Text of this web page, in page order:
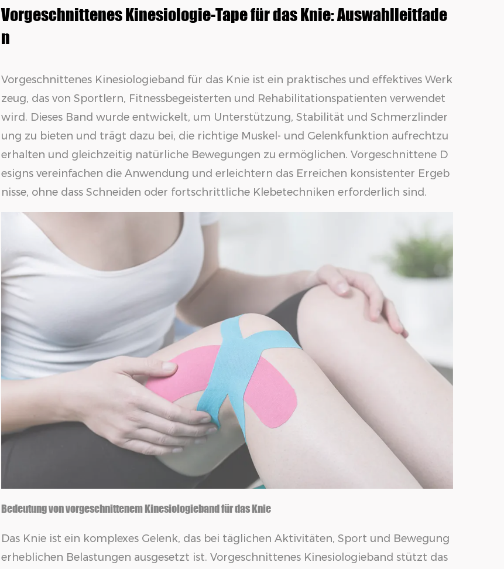
Vorgeschnittenes Kinesiologie-Tape für das Knie: Auswahlleitfade
n
Vorgeschnittenes Kinesiologieband für das Knie ist ein praktisches und effektives Werk
zeug, das von Sportlern, Fitnessbegeisterten und Rehabilitationspatienten verwendet
wird. Dieses Band wurde entwickelt, um Unterstützung, Stabilität und Schmerzlinder
ung zu bieten und trägt dazu bei, die richtige Muskel- und Gelenkfunktion aufrechtzu
erhalten und gleichzeitig natürliche Bewegungen zu ermöglichen. Vorgeschnittene D
esigns vereinfachen die Anwendung und erleichtern das Erreichen konsistenter Ergeb
nisse, ohne dass Schneiden oder fortschrittliche Klebetechniken erforderlich sind.
Bedeutung von vorgeschnittenem Kinesiologieband für das Knie
Das Knie ist ein komplexes Gelenk, das bei täglichen Aktivitäten, Sport und Bewegung
erheblichen Belastungen ausgesetzt ist. Vorgeschnittenes Kinesiologieband stützt das